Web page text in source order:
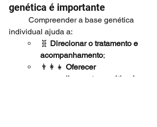
genética é importante
individual ajuda a:
🧬 Direcionar o tratamento e
acompanhamento;
👨‍👩‍👧 Oferecer
aconselhamento genético às